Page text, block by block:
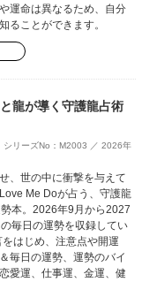
運命は異なるため、自分
ることができます。
龍が導く守護龍占術
シリーズNo：M2003 ／ 2026年
、世の中に衝撃を与えて
Me Doが占う、守護龍
本。2026年9月から2027
毎日の運勢を収録してい
はじめ、注意点や開運
毎日の運勢、運勢のバイ
愛運、仕事運、金運、健